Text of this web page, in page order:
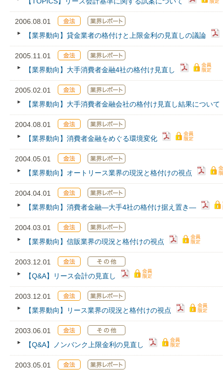
2006.08.01
【業界動向】貸金業者の格付けと上限金利の見直しの議論
2005.11.01
【業界動向】大手消費者金融4社の格付け見直し
2005.02.01
【業界動向】大手消費者金融会社の格付け見直し結果について
2004.08.01
【業界動向】消費者金融をめぐる環境変化
2004.05.01
【業界動向】オートリース業界の現況と格付けの視点
2004.04.01
【業界動向】消費者金融―大手4社の格付け据え置き―
2004.03.01
【業界動向】信販業界の現況と格付けの視点
2003.12.01
【Q&A】リース会計の見直し
2003.12.01
【業界動向】リース業界の現況と格付けの視点
2003.06.01
【Q&A】ノンバンク上限金利の見直し
2003.05.01